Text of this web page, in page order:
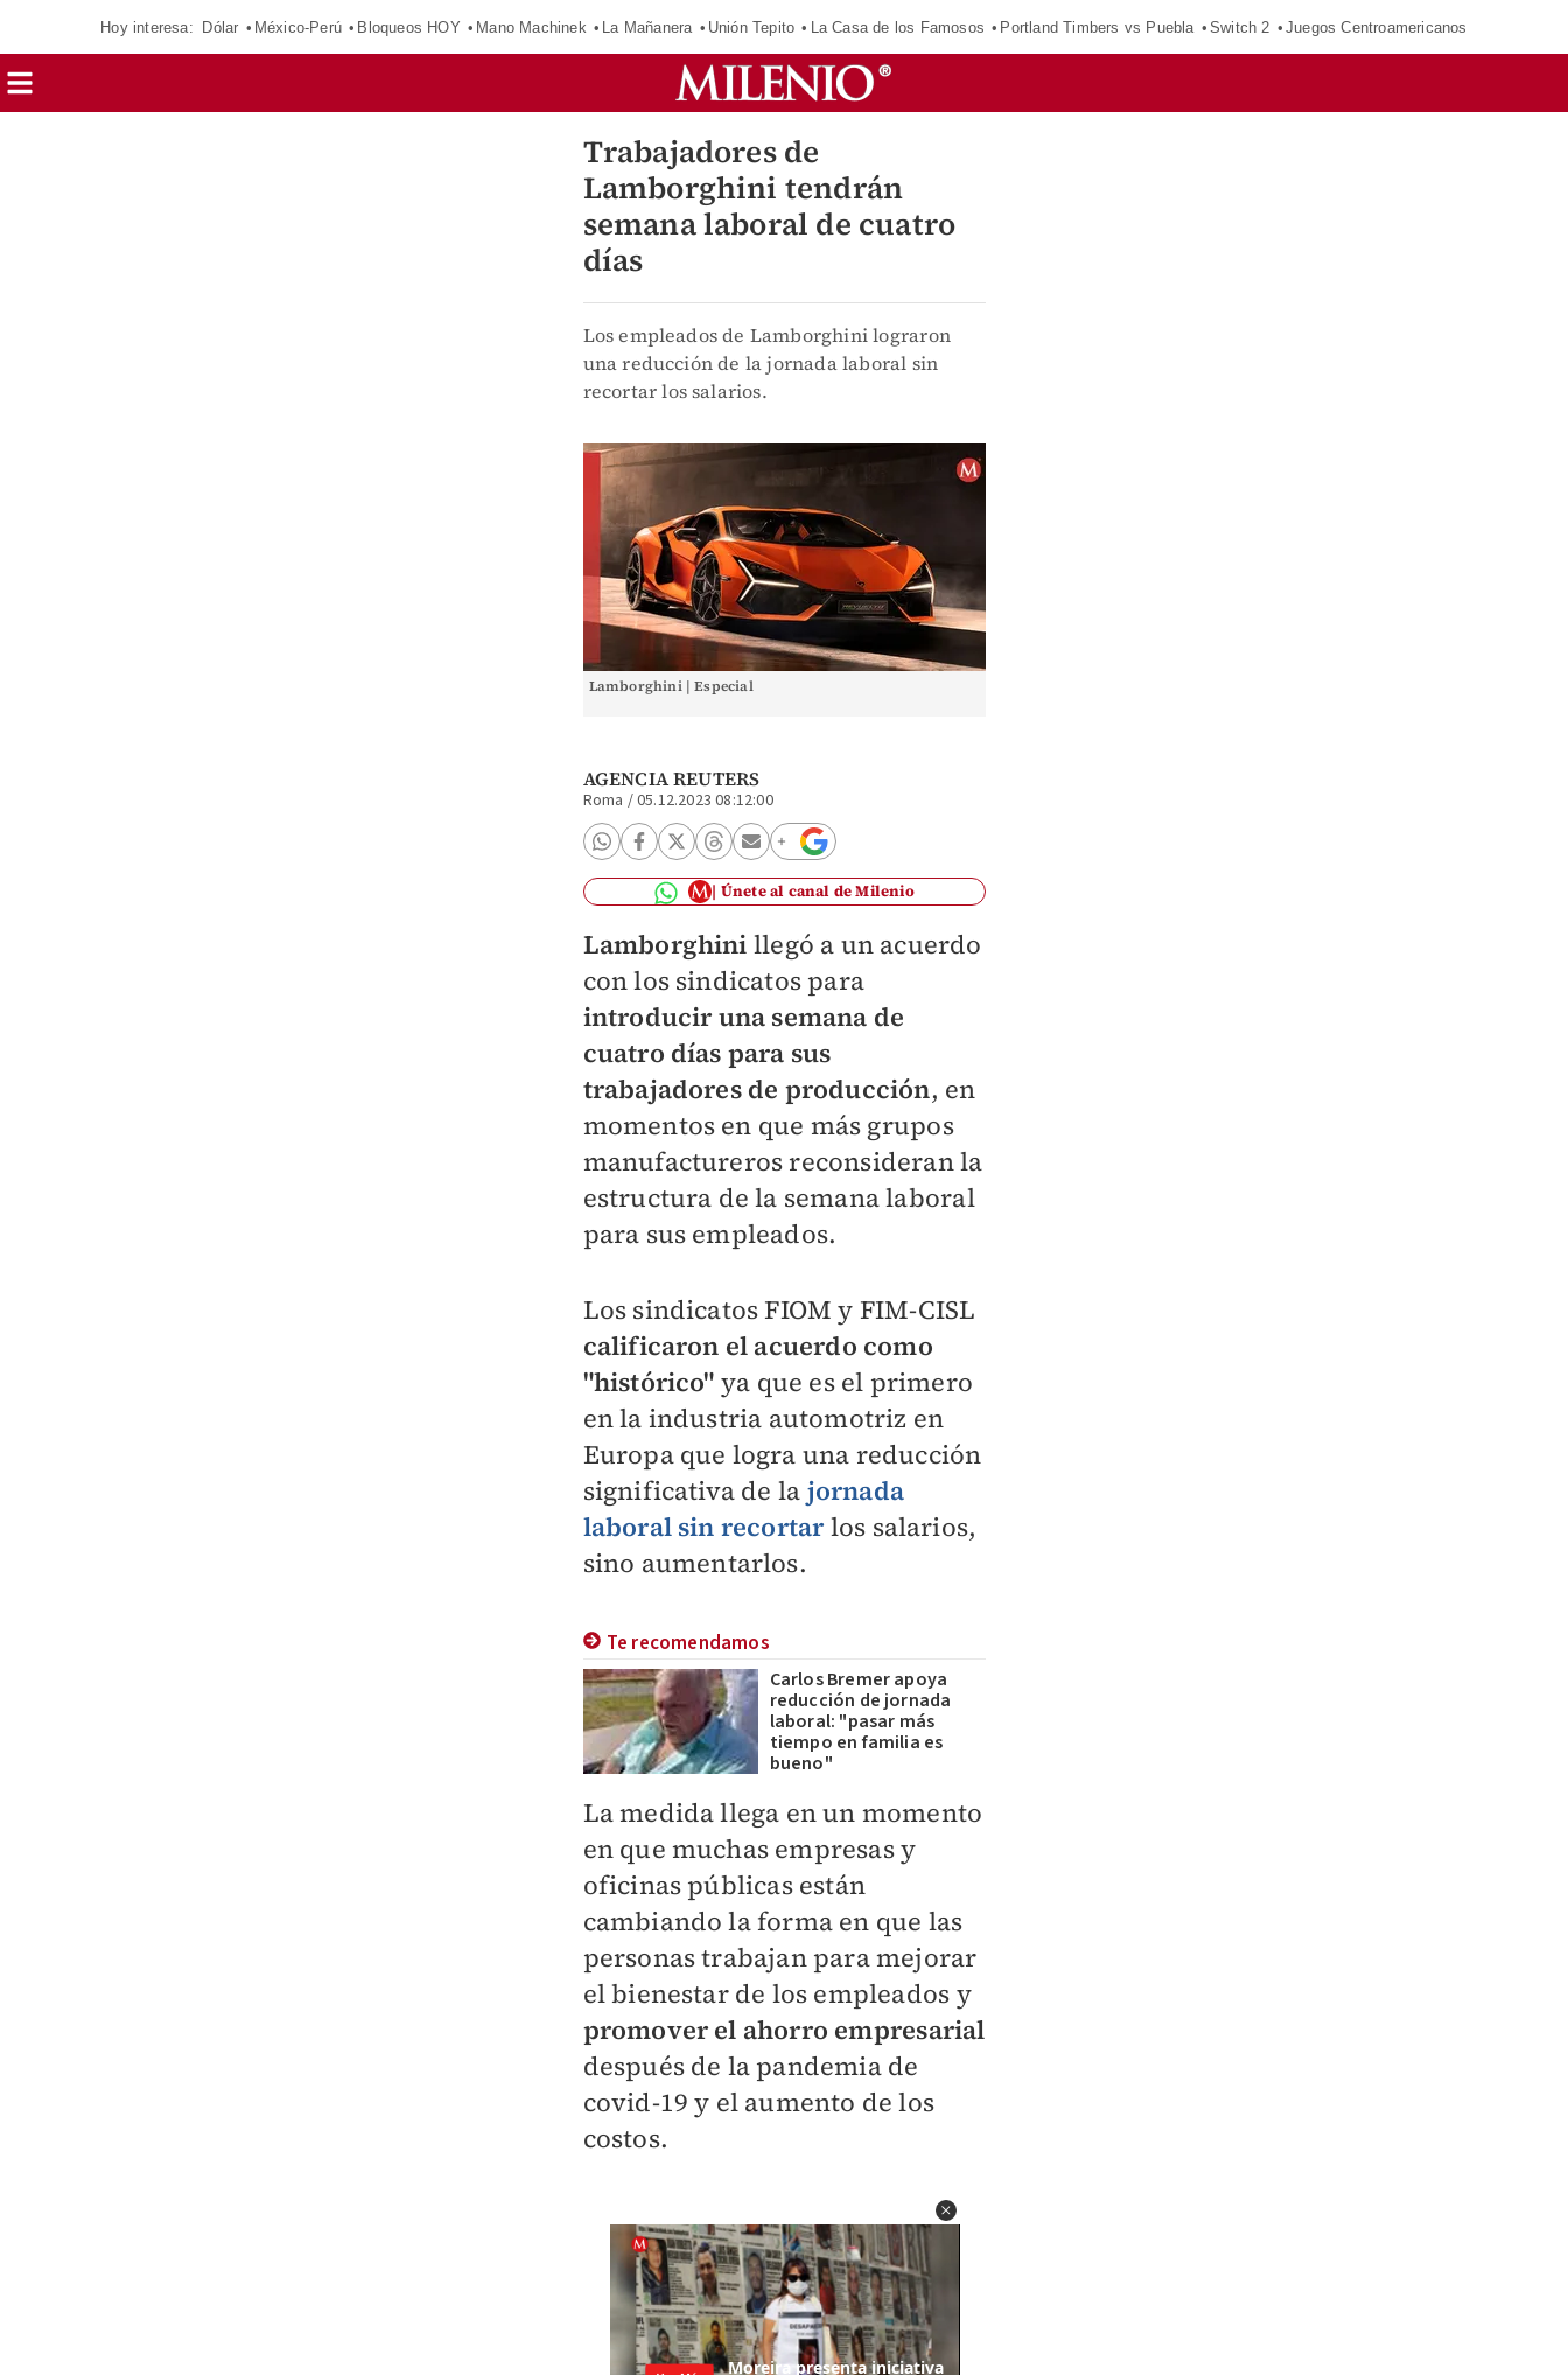
Hoy interesa: Dólar México-Perú Bloqueos HOY Mano Machinek La Mañanera Unión Tepito La Casa de los Famosos Portland Timbers vs Puebla Switch 2 Juegos Centroamericanos
Trabajadores de
Lamborghini tendrán
semana laboral de cuatro
días
Los empleados de Lamborghini lograron
una reducción de la jornada laboral sin
recortar los salarios.
Lamborghini | Especial
AGENCIA REUTERS
Roma /05.12.2023 08:12:00
Únete al canal de Milenio
Lamborghini llegó a un acuerdo
con los sindicatos para
introducir una semana de
cuatro días para sus
trabajadores de producción, en
momentos en que más grupos
manufactureros reconsideran la
estructura de la semana laboral
para sus empleados.
Los sindicatos FIOM y FIM-CISL
calificaron el acuerdo como
"histórico" ya que es el primero
en la industria automotriz en
Europa que logra una reducción
significativa de la jornada
laboral sin recortarlos salarios,
sino aumentarlos.
Te recomendamos
Carlos Bremer apoya
reducción de jornada
laboral: "pasar más
tiempo en familia es
bueno"
La medida llega en un momento
en que muchas empresas y
oficinas públicas están
cambiando la forma en que las
personas trabajan para mejorar
el bienestar de los empleados y
promover el ahorro empresarial
después de la pandemia de
covid-19 y el aumento de los
costos.